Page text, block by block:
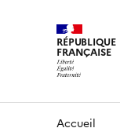
RÉPUBLIQUE
FRANÇAISE
Accueil